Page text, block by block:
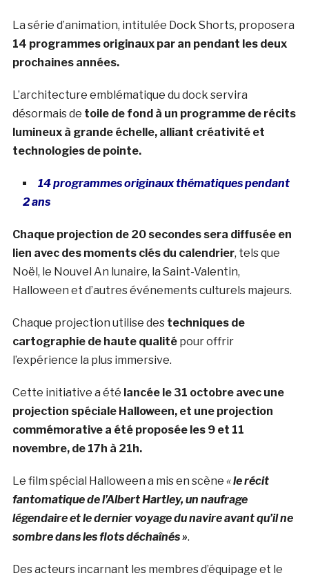
La série d’animation, intitulée Dock Shorts, proposera
14 programmes originaux par an pendant les deux
prochaines années.
L’architecture emblématique du dock servira
désormais de toile de fond à un programme de récits
lumineux à grande échelle, alliant créativité et
technologies de pointe.
14 programmes originaux thématiques pendant
2 ans
Chaque projection de 20 secondes sera diffusée en
lien avec des moments clés du calendrier, tels que
Noël, le Nouvel An lunaire, la Saint-Valentin,
Halloween et d’autres événements culturels majeurs.
Chaque projection utilise des techniques de
cartographie de haute qualitépour offrir
l’expérience la plus immersive.
Cette initiative a été lancée le 31 octobre avec une
projection spéciale Halloween, et une projection
commémorative a été proposée les 9 et 11
novembre, de 17h à 21h.
Le film spécial Halloween a mis en scène «le récit
fantomatique de l’Albert Hartley, un naufrage
légendaire et le dernier voyage du navire avant qu’il ne
sombre dans les flots déchaînés ».
Des acteurs incarnant les membres d’équipage et le